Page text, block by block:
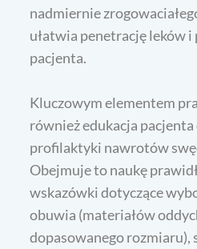
nadmiernie
ułatwia penetrację leków
pacjenta.
Kluczowym elementem
również edukacja pacjenta
profilaktyki nawrotów
Obejmuje to naukę
wskazówki dotyczące
obuwia (materiałów
dopasowanego rozmiaru),